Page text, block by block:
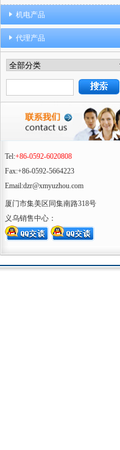
机电产品
代理产品
Tel:+86-0592-6020808
Fax:+86-0592-5664223
Email:dzr@xmyuzhou.com
厦门市集美区同集南路318号
义乌销售中心：